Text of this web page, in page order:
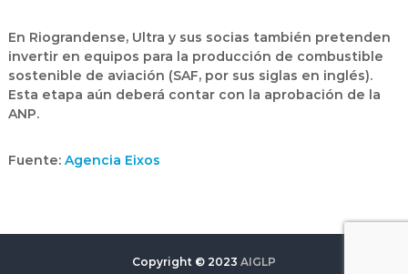
En Riograndense, Ultra y sus socias también pretenden
invertir en equipos para la producción de combustible
sostenible de aviación (SAF, por sus siglas en inglés).
Esta etapa aún deberá contar con la aprobación de la
ANP.
Fuente: Agencia Eixos
Copyright © 2023 AIGLP